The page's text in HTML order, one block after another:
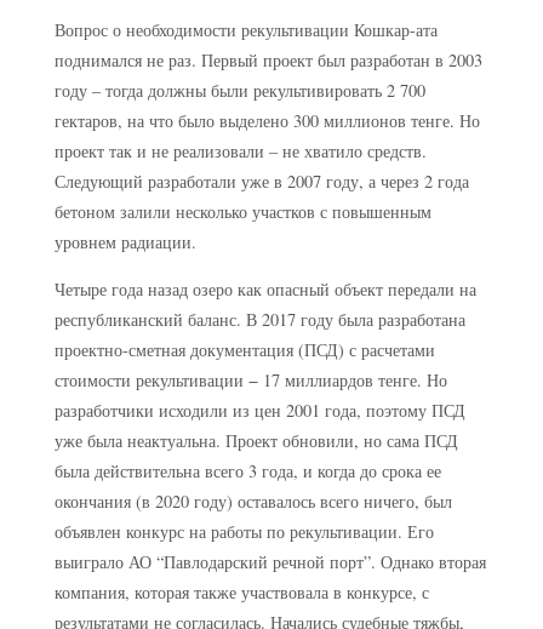
Вопрос о необходимости рекультивации Кошкар-ата
поднимался не раз. Первый проект был разработан в 2003
году – тогда должны были рекультивировать 2 700
гектаров, на что было выделено 300 миллионов тенге. Но
проект так и не реализовали – не хватило средств.
Следующий разработали уже в 2007 году, а через 2 года
бетоном залили несколько участков с повышенным
уровнем радиации.
Четыре года назад озеро как опасный объект передали на
республиканский баланс. В 2017 году была разработана
проектно-сметная документация (ПСД) с расчетами
стоимости рекультивации − 17 миллиардов тенге. Но
разработчики исходили из цен 2001 года, поэтому ПСД
уже была неактуальна. Проект обновили, но сама ПСД
была действительна всего 3 года, и когда до срока ее
окончания (в 2020 году) оставалось всего ничего, был
объявлен конкурс на работы по рекультивации. Его
выиграло АО “Павлодарский речной порт”. Однако вторая
компания, которая также участвовала в конкурсе, с
результатами не согласилась. Начались судебные тяжбы,